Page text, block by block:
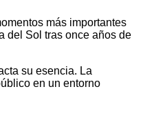
más importantes
del Sol tras once años de
su esencia. La
en un entorno